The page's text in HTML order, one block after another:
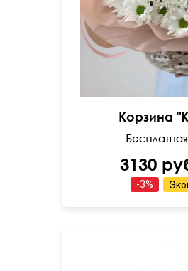
Корзина
3130
-3%